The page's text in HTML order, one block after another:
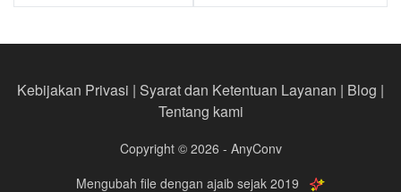
Kebijakan Privasi | Syarat dan Ketentuan Layanan | Blog |
Tentang kami
Copyright © 2026 - AnyConv
Mengubah file dengan ajaib sejak 2019